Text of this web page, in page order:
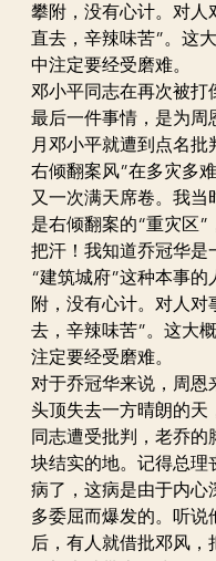
攀附，没有心计。对人
直去，辛辣味苦”。这
中注定要经受磨难。
邓小平同志在再次被打
最后一件事情，是为周
月邓小平就遭到点名批
右倾翻案风”在多灾多
又一次满天席卷。我当
是右倾翻案的“重灾区”
把汗！我知道乔冠华是
“建筑城府”这种本事的
附，没有心计。对人对
去，辛辣味苦”。这大
注定要经受磨难。
对于乔冠华来说，周恩
头顶失去一方晴朗的天
同志遭受批判，老乔的
块结实的地。记得总理
病了，这病是由于内心
多委屈而爆发的。听说
后，有人就借批邓风，